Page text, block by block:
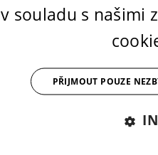
v souladu s našimi
PŘIJMOUT POUZE